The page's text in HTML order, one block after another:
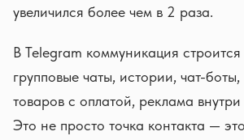
увеличился более чем в 2 раза.
В Telegram коммуникация
групповые чаты, истории, чат-
товаров с оплатой, реклама
Это не просто точка контакта —